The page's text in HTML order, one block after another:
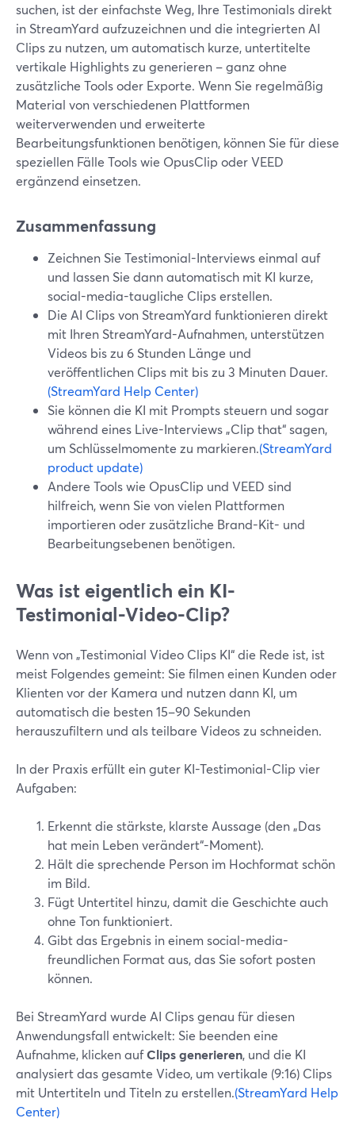
suchen, ist der einfachste Weg, Ihre Testimonials direkt
in StreamYard aufzuzeichnen und die integrierten AI
Clips zu nutzen, um automatisch kurze, untertitelte
vertikale Highlights zu generieren – ganz ohne
zusätzliche Tools oder Exporte. Wenn Sie regelmäßig
Material von verschiedenen Plattformen
weiterverwenden und erweiterte
Bearbeitungsfunktionen benötigen, können Sie für diese
speziellen Fälle Tools wie OpusClip oder VEED
ergänzend einsetzen.
Zusammenfassung
Zeichnen Sie Testimonial-Interviews einmal auf
und lassen Sie dann automatisch mit KI kurze,
social-media-taugliche Clips erstellen.
Die AI Clips von StreamYard funktionieren direkt
mit Ihren StreamYard-Aufnahmen, unterstützen
Videos bis zu 6 Stunden Länge und
veröffentlichen Clips mit bis zu 3 Minuten Dauer.
(StreamYard Help Center)
Sie können die KI mit Prompts steuern und sogar
während eines Live-Interviews „Clip that“ sagen,
um Schlüsselmomente zu markieren.(StreamYard
product update)
Andere Tools wie OpusClip und VEED sind
hilfreich, wenn Sie von vielen Plattformen
importieren oder zusätzliche Brand-Kit- und
Bearbeitungsebenen benötigen.
Was ist eigentlich ein KI-
Testimonial-Video-Clip?
Wenn von „Testimonial Video Clips KI“ die Rede ist, ist
meist Folgendes gemeint: Sie filmen einen Kunden oder
Klienten vor der Kamera und nutzen dann KI, um
automatisch die besten 15–90 Sekunden
herauszufiltern und als teilbare Videos zu schneiden.
In der Praxis erfüllt ein guter KI-Testimonial-Clip vier
Aufgaben:
Erkennt die stärkste, klarste Aussage (den „Das
hat mein Leben verändert“-Moment).
Hält die sprechende Person im Hochformat schön
im Bild.
Fügt Untertitel hinzu, damit die Geschichte auch
ohne Ton funktioniert.
Gibt das Ergebnis in einem social-media-
freundlichen Format aus, das Sie sofort posten
können.
Bei StreamYard wurde AI Clips genau für diesen
Anwendungsfall entwickelt: Sie beenden eine
Aufnahme, klicken aufClips generieren, und die KI
analysiert das gesamte Video, um vertikale (9:16) Clips
mit Untertiteln und Titeln zu erstellen.(StreamYard Help
Center)